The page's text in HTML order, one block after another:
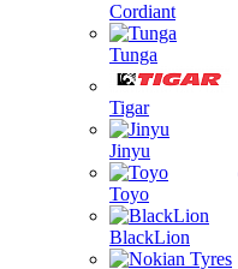
Cordiant
Tunga
Tigar
Jinyu
Toyo
BlackLion